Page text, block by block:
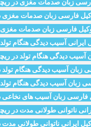
زبان صدمات مغزی در
فارسی زبان صدمات مغزی
فارسی زبان صدمات مغزی
ایرانی آسیب دیدگی هنگام تولد
آسیب دیدگی هنگام تولد در
زبان آسیب دیدگی هنگام تولد
زبان آسیب دیدگی هنگام تولد
فارسی زبان آسیب‌ های نخاعی
ناتوانی طولانی مدت در
ایرانی ناتوانی طولانی مدت